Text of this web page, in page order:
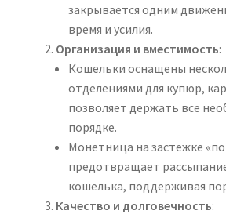
закрывается одним
время и усилия.
Организация и вместимость:
Кошельки оснащены
отделениями для купюр,
позволяет держать все
порядке.
Монетница на застежке
предотвращает
кошелька, поддерживая
Качество и долговечность: